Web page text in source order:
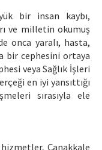
bir insan kaybı,
ve milletin okumuş
onca yaralı, hasta,
bir cephesini ortaya
veya Sağlık İşleri
en iyi yansıttığı
sırasıyla ele
Çanakkale